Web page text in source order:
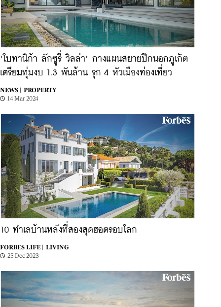
‘โบทานิก้า ลักซูรี่ วิลล่า’ กางแผนสยายปีกนอกภูเก็ต
เตรียมทุ่มงบ 1.3 พันล้าน รุก 4 หัวเมืองท่องเที่ยว
NEWS |
PROPERTY
14 Mar 2024
10 ทำเลบ้านหลังที่สองสุดฮอตรอบโลก
FORBES LIFE |
LIVING
25 Dec 2023